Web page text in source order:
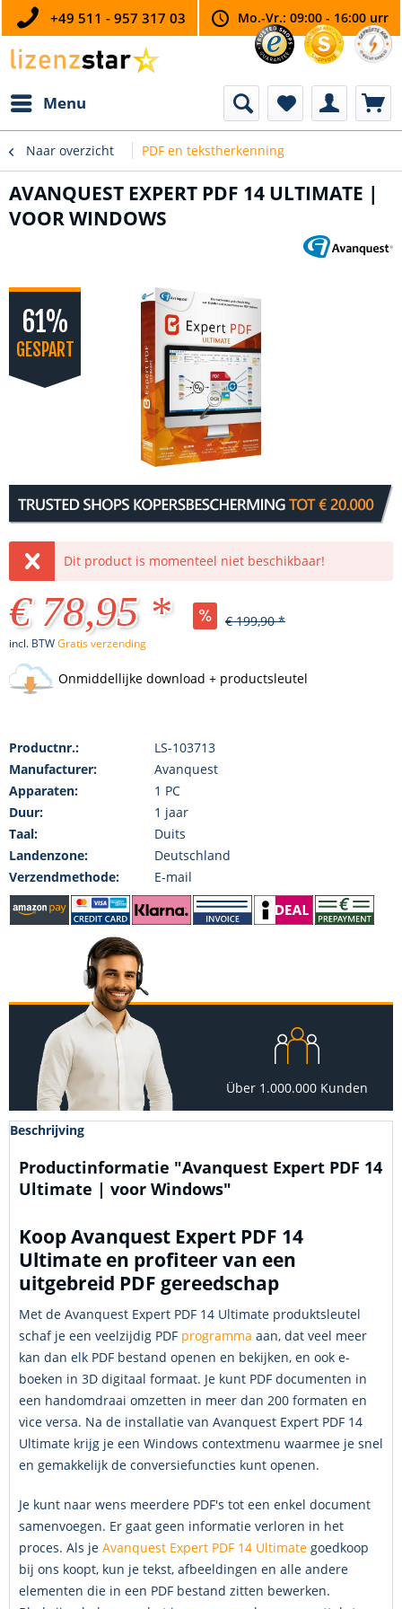
+49 511 - 957 317 03 Mo.-Vr.: 09:00 - 16:00 urr
Menu
Naar overzicht PDF en tekstherkenning
AVANQUEST EXPERT PDF 14 ULTIMATE |
VOOR WINDOWS
61%
GESPART
Dit product is momenteel niet beschikbaar!
€ 78,95 * € 199,90 *
incl. BTWGratis verzending
Onmiddellijke download + productsleutel
Productnr.:
LS-103713
Manufacturer:
Avanquest
Apparaten:
1 PC
Duur:
1 jaar
Taal:
Duits
Landenzone:
Deutschland
Verzendmethode:
E-mail
Über 1.000.000 Kunden
Beschrijving
Productinformatie "Avanquest Expert PDF 14
Ultimate | voor Windows"
Koop Avanquest Expert PDF 14
Ultimate en profiteer van een
uitgebreid PDF gereedschap
Met de Avanquest Expert PDF 14 Ultimate produktsleutel
schaf je een veelzijdig PDF programma aan, dat veel meer
kan dan elk PDF bestand openen en bekijken, en ook e-
boeken in 3D digitaal formaat. Je kunt PDF documenten in
een handomdraai omzetten in meer dan 200 formaten en
vice versa. Na de installatie van Avanquest Expert PDF 14
Ultimate krijg je een Windows contextmenu waarmee je snel
en gemakkelijk de conversiefuncties kunt openen.
Je kunt naar wens meerdere PDF's tot een enkel document
samenvoegen. Er gaat geen informatie verloren in het
proces. Als je Avanquest Expert PDF 14 Ultimate goedkoop
bij ons koopt, kun je tekst, afbeeldingen en alle andere
elementen die in een PDF bestand zitten bewerken.